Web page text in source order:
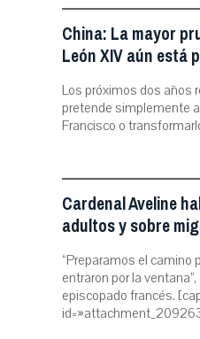
China: La mayor
León XIV aún está
Los próximos dos años
pretende simplemente
Francisco o
Cardenal Aveline
adultos y sobre
“Preparamos el camino
entraron por la
episcopado francés.